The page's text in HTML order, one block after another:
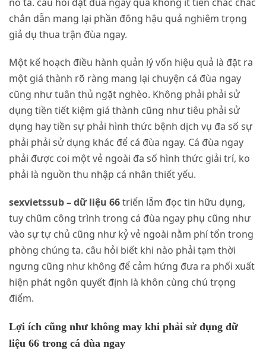
chắn dẫn mang lại phần đông hậu quả nghiêm trọng
giả dụ thua trận đùa ngay.
Một kế hoạch điều hành quản lý vốn hiệu quả là đặt ra
một giá thành rõ ràng mang lại chuyện cá đùa ngay
cũng như tuân thủ ngặt nghèo. Không phải phải sử
dụng tiền tiết kiệm giá thành cũng như tiêu phải sử
dụng hay tiền sự phải hình thức bệnh dịch vụ đa số sự
phải phải sử dụng khác để cá đùa ngay. Cá đùa ngay
phải được coi một vẻ ngoài đa số hình thức giải trí, ko
phải là nguồn thu nhập cá nhân thiết yếu.
sexvietssub – dữ liệu 66triển lẵm đọc tin hữu dụng,
tuy chũm công trình trong cá đùa ngay phụ cũng như
vào sự tự chủ cũng như kỷ vẻ ngoài nằm phí tổn trong
phòng chúng ta. câu hỏi biết khi nào phải tạm thời
ngưng cũng như không để cảm hứng đưa ra phối xuất
hiện phát ngôn quyết định là khôn cùng chú trọng
điểm.
Lợi ích cũng như không may khi phải sử dụng dữ
liệu 66 trong cá đùa ngay